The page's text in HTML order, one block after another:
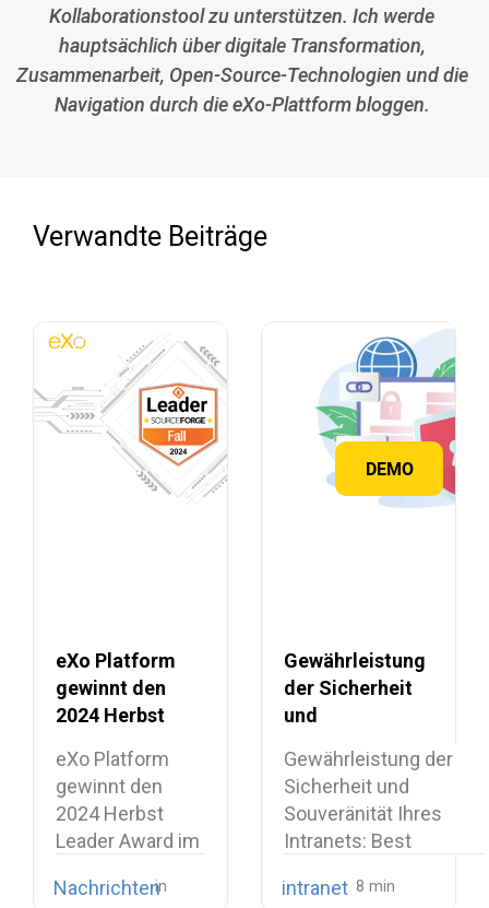
DEMO
Kollaborationstool zu unterstützen. Ich werde
hauptsächlich über digitale Transformation,
Zusammenarbeit, Open-Source-Technologien und die
Navigation durch die eXo-Plattform bloggen.
Verwandte Beiträge
eXo Platform
gewinnt den
2024 Herbst
Herbst im
Bereich Intranet
von
SourceForge
eXo Platform
gewinnt den
2024 Herbst
Leader Award im
von…
Nachrichten
Gewährleistung
der Sicherheit
und
Ihres Intranets:
Best Practices
und
Gewährleistung der
Sicherheit und
Souveränität Ihres
Intranets: Best
Schlüsseltechnologien
intranet